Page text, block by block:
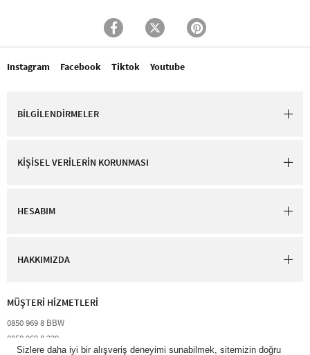
Instagram Facebook Tiktok Youtube
BİLGİLENDİRMELER
KİŞİSEL VERİLERİN KORUNMASI
HESABIM
HAKKIMIZDA
MÜŞTERİ HİZMETLERİ​
0850 969 8 BBW​
0850 969 8 229​​